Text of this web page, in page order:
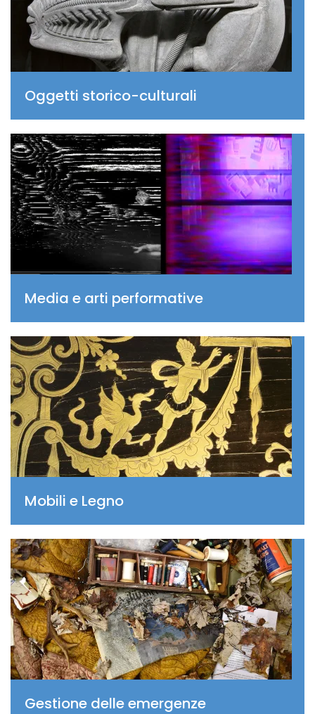
Oggetti storico-culturali
Media e arti performative
Mobili e Legno
Gestione delle emergenze